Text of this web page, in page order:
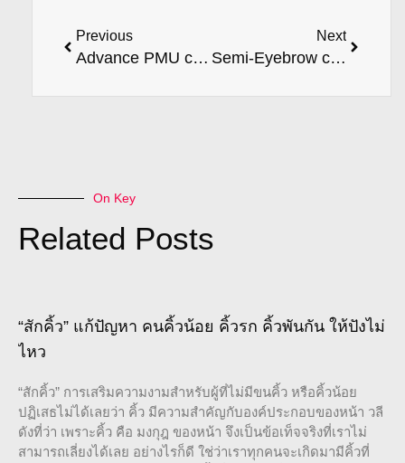
Previous
Advance PMU coures
Next
Semi-Eyebrow coures
On Key
Related Posts
“สักคิ้ว” แก้ปัญหา คนคิ้วน้อย คิ้วรก คิ้วพันกัน ให้ปังไม่
ไหว
“สักคิ้ว” การเสริมความงามสำหรับผู้ที่ไม่มีขนคิ้ว หรือคิ้วน้อย
ปฏิเสธไม่ได้เลยว่า คิ้ว มีความสำคัญกับองค์ประกอบของหน้า วลี
ดังที่ว่า เพราะคิ้ว คือ มงกุฎ ของหน้า จึงเป็นข้อเท็จจริงที่เราไม่
สามารถเลี่ยงได้เลย อย่างไรก็ดี ใช่ว่าเราทุกคนจะเกิดมามีคิ้วที่